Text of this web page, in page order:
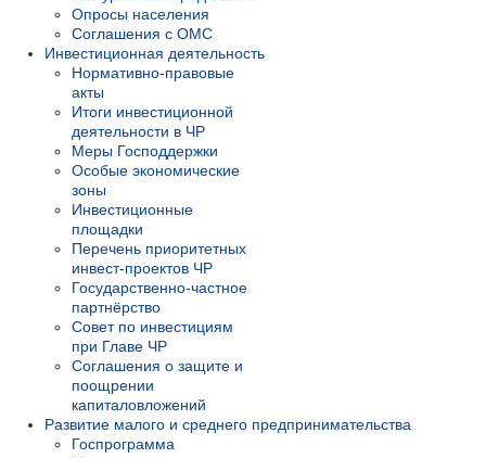
Опросы населения
Соглашения с ОМС
Инвестиционная деятельность
Нормативно-правовые
акты
Итоги инвестиционной
деятельности в ЧР
Меры Господдержки
Особые экономические
зоны
Инвестиционные
площадки
Перечень приоритетных
инвест-проектов ЧР
Государственно-частное
партнёрство
Совет по инвестициям
при Главе ЧР
Соглашения о защите и
поощрении
капиталовложений
Развитие малого и среднего предпринимательства
Госпрограмма